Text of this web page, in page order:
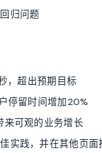
归问题
，超出预期目标
停留时间增加20%
来可观的业务增长
实践，并在其他页面